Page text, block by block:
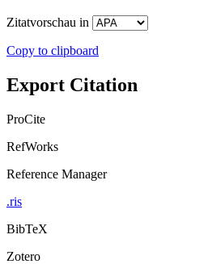
Zitatvorschau in
Copy to clipboard
Export Citation
ProCite
RefWorks
Reference Manager
.ris
BibTeX
Zotero